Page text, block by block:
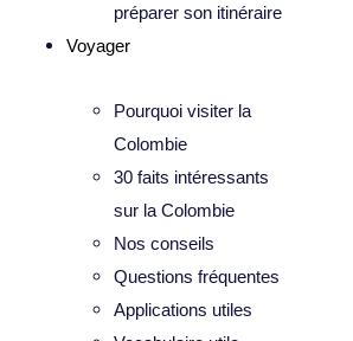
préparer son itinéraire
Voyager
Pourquoi visiter la
Colombie
30 faits intéressants
sur la Colombie
Nos conseils
Questions fréquentes
Applications utiles